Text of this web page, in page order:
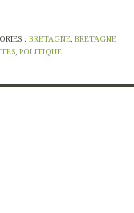
:BRETAGNE,BRETAGNE
, POLITIQUE